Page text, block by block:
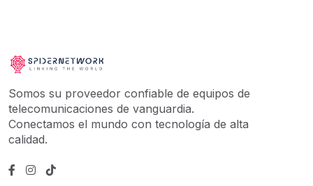
Somos su proveedor confiable de equipos de
telecomunicaciones de vanguardia.
Conectamos el mundo con tecnología de alta
calidad.